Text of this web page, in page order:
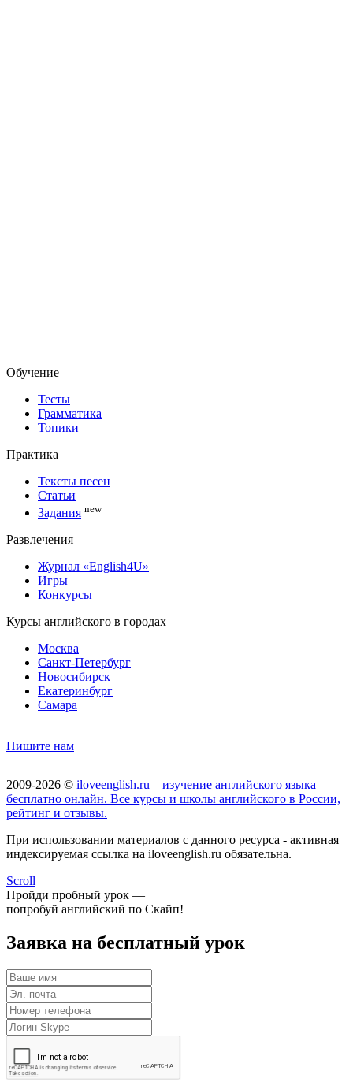
Обучение
Тесты
Грамматика
Топики
Практика
Тексты песен
Статьи
Задания new
Развлечения
Журнал «English4U»
Игры
Конкурсы
Курсы английского в городах
Москва
Санкт-Петербург
Новосибирск
Екатеринбург
Самара
Пишите нам
2009-2026 © iloveenglish.ru – изучение английского языка
бесплатно онлайн. Все курсы и школы английского в России,
рейтинг и отзывы.
При использовании материалов с данного ресурса - активная
индексируемая ссылка на iloveenglish.ru обязательна.
Scroll
Пройди пробный урок —
попробуй английский по Скайп!
Заявка на бесплатный урок